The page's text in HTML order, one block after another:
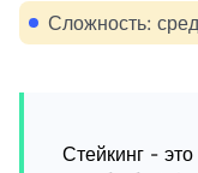
Сложность:
Стейкинг -